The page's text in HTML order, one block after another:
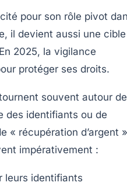
pour son rôle pivot
il devient aussi une cible
2025, la vigilance
protéger ses droits.
souvent autour de
des identifiants ou de
« récupération d’argent »
impérativement :
leurs identifiants